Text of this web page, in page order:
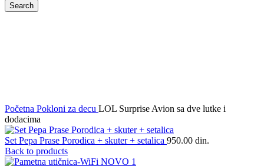
Search
Početna Pokloni za decu LOL Surprise Avion sa dve lutke i
dodacima
Set Pepa Prase Porodica + skuter + setalica 950.00 din.
Back to products